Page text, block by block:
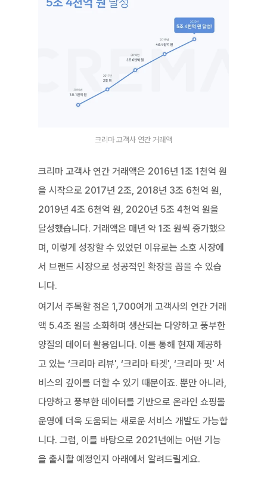
크리마 고객사 연간 거래액
크리마 고객사 연간 거래액은 2016년 1조 1천억 원
을 시작으로 2017년 2조, 2018년 3조 6천억 원,
2019년 4조 6천억 원, 2020년 5조 4천억 원을
달성했습니다. 거래액은 매년 약 1조 원씩 증가했으
며, 이렇게 성장할 수 있었던 이유로는 소호 시장에
서 브랜드 시장으로 성공적인 확장을 꼽을 수 있습
니다.
여기서 주목할 점은 1,700여개 고객사의 연간 거래
액 5.4조 원을 소화하며 생산되는 다양하고 풍부한
양질의 데이터 활용입니다. 이를 통해 현재 제공하
고 있는 ‘크리마 리뷰', ‘크리마 타겟', ‘크리마 핏' 서
비스의 깊이를 더할 수 있기 때문이죠. 뿐만 아니라,
다양하고 풍부한 데이터를 기반으로 온라인 쇼핑몰
운영에 더욱 도움되는 새로운 서비스 개발도 가능합
니다. 그럼, 이를 바탕으로 2021년에는 어떤 기능
을 출시할 예정인지 아래에서 알려드릴게요.